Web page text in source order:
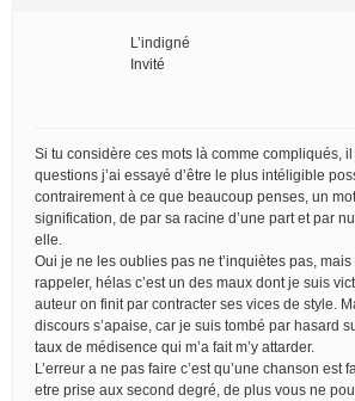
L’indigné
Invité
Si tu considère ces mots là comme compliqués,
questions j’ai essayé d’être le plus intéligible
contrairement à ce que beaucoup penses, un mot
signification, de par sa racine d’une part et par
elle.
Oui je ne les oublies pas ne t’inquiètes pas, mais
rappeler, hélas c’est un des maux dont je suis
auteur on finit par contracter ses vices de style.
discours s’apaise, car je suis tombé par hasard
taux de médisence qui m’a fait m’y attarder.
L’erreur a ne pas faire c’est qu’une chanson est
etre prise aux second degré, de plus vous ne